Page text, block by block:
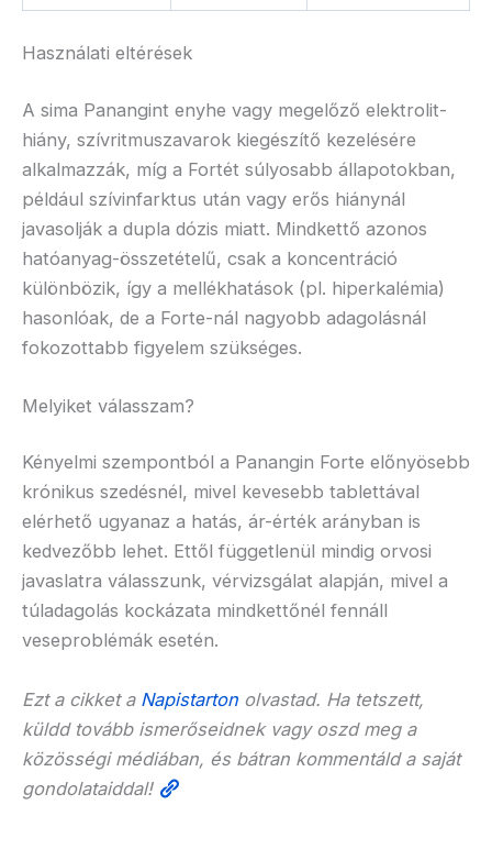
Használati eltérések
A sima Panangint enyhe vagy megelőző elektrolit-
hiány, szívritmuszavarok kiegészítő kezelésére
alkalmazzák, míg a Fortét súlyosabb állapotokban,
például szívinfarktus után vagy erős hiánynál
javasolják a dupla dózis miatt. Mindkettő azonos
hatóanyag-összetételű, csak a koncentráció
különbözik, így a mellékhatások (pl. hiperkalémia)
hasonlóak, de a Forte-nál nagyobb adagolásnál
fokozottabb figyelem szükséges.
Melyiket válasszam?
Kényelmi szempontból a Panangin Forte előnyösebb
krónikus szedésnél, mivel kevesebb tablettával
elérhető ugyanaz a hatás, ár-érték arányban is
kedvezőbb lehet. Ettől függetlenül mindig orvosi
javaslatra válasszunk, vérvizsgálat alapján, mivel a
túladagolás kockázata mindkettőnél fennáll
veseproblémák esetén.
Ezt a cikket a Napistarton olvastad. Ha tetszett,
küldd tovább ismerőseidnek vagy oszd meg a
közösségi médiában, és bátran kommentáld a saját
gondolataiddal!